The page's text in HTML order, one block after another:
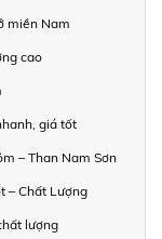
miền Nam
cao
giá tốt
– Than Nam Sơn
– Chất Lượng
lượng